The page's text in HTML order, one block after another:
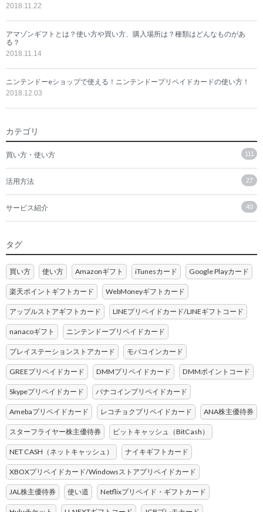
2018.11.22
アマゾンギフトとは？使い方や買い方、購入場所は？種類はどんなものがあ
る？
2018.11.14
ニンテンドーeショップで使える！ニンテンドープリペイドカードの使い方！
2018.12.03
カテゴリ
買い方・使い方 111
活用方法 27
サービス紹介 40
タグ
買い方 使い方 Amazonギフト iTunesカード Google Playカード
楽天ポイントギフトカード WebMoneyギフトカード
アップルストアギフトカード LINEプリペイドカード/LINEギフトコード
nanacoギフト ニンテンドープリペイドカード
プレイステーションストアカード モバコインカード
GREEプリペイドカード DMMプリペイドカード DMMポイントコード
Skypeプリペイドカード バナコインプリペイドカード
Amebaプリペイドカード レコチョクプリペイドカード ANA株主優待券
スターフライヤー株主優待券 ビットキャッシュ（BitCash）
NET CASH（ネットキャッシュ） ナイキギフトカード
XBOXプリペイドカード/Windowsストアプリペイドカード
JAL株主優待券 使い道 Netflixプリペイド・ギフトカード